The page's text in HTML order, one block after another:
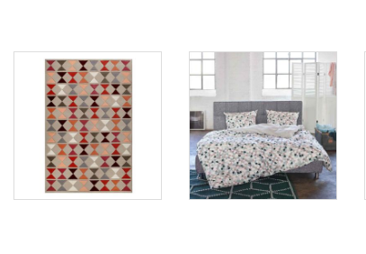
Teppich aus der
Kollektion
MAHAN von
Esprit Home
Bettwäsche
DARIA von Esprit